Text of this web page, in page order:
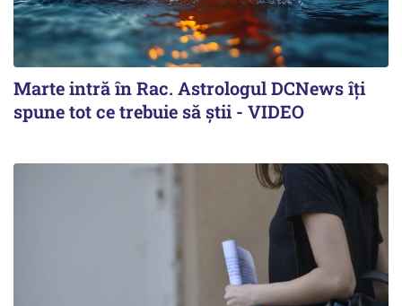
Marte intră în Rac. Astrologul DCNews îți
spune tot ce trebuie să știi - VIDEO